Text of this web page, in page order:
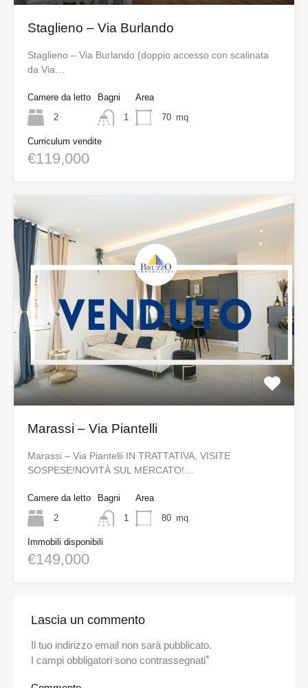
Staglieno – Via Burlando
Staglieno – Via Burlando (doppio accesso con scalinata
da Via…
Camere da letto
2
Bagni
1
Area
70 mq
Curriculum vendite
€119,000
Marassi – Via Piantelli
Marassi – Via Piantelli IN TRATTATIVA, VISITE
SOSPESE!NOVITÀ SUL MERCATO!…
Camere da letto
2
Bagni
1
Area
80 mq
Immobili disponibili
€149,000
Lascia un commento
Il tuo indirizzo email non sarà pubblicato.
I campi obbligatori sono contrassegnati*